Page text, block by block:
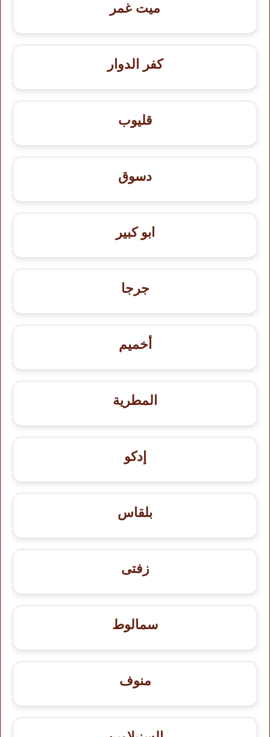
ميت غمر
كفر الدوار
قليوب
دسوق
ابو كبير
جرجا
أخميم
المطرية
إدكو
بلقاس
زفتى
سمالوط
منوف